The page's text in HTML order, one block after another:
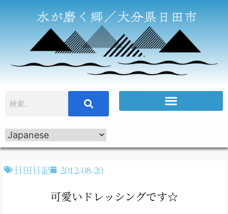
日田日記 2012-08-20
可愛いドレッシングです☆